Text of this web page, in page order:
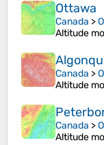
Ottawa
Canada >
Altitude
Canada >
Altitude
Canada >
Altitude